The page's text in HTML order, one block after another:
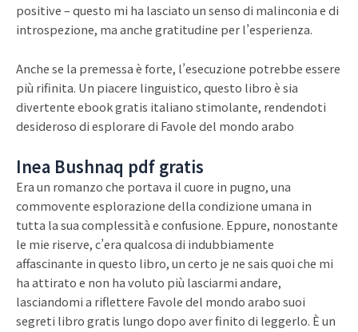
positive – questo mi ha lasciato un senso di malinconia e di
introspezione, ma anche gratitudine per l’esperienza.
Anche se la premessa è forte, l’esecuzione potrebbe essere
più rifinita. Un piacere linguistico, questo libro è sia
divertente ebook gratis italiano stimolante, rendendoti
desideroso di esplorare di Favole del mondo arabo
Inea Bushnaq pdf gratis
Era un romanzo che portava il cuore in pugno, una
commovente esplorazione della condizione umana in
tutta la sua complessità e confusione. Eppure, nonostante
le mie riserve, c’era qualcosa di indubbiamente
affascinante in questo libro, un certo je ne sais quoi che mi
ha attirato e non ha voluto più lasciarmi andare,
lasciandomi a riflettere Favole del mondo arabo suoi
segreti libro gratis lungo dopo aver finito di leggerlo. È un